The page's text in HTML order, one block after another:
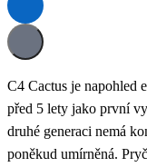
C4 Cactus je napohled
před 5 lety jako první
druhé generaci nemá
poněkud umírněná.